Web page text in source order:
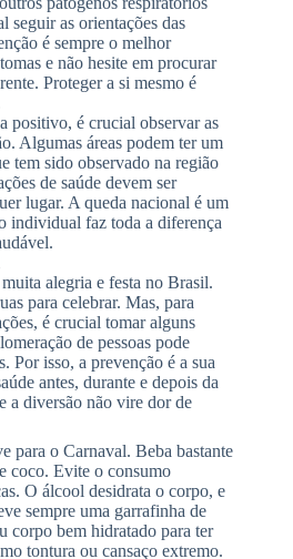
seguir as orientações das
é sempre o melhor
e não hesite em procurar
Proteger a si mesmo é
positivo, é crucial observar as
Algumas áreas podem ter um
tem sido observado na região
de saúde devem ser
lugar. A queda nacional é um
individual faz toda a diferença
alegria e festa no Brasil.
para celebrar. Mas, para
é crucial tomar alguns
de pessoas pode
Por isso, a prevenção é a sua
antes, durante e depois da
a diversão não vire dor de
para o Carnaval. Beba bastante
coco. Evite o consumo
O álcool desidrata o corpo, e
sempre uma garrafinha de
corpo bem hidratado para ter
tontura ou cansaço extremo.